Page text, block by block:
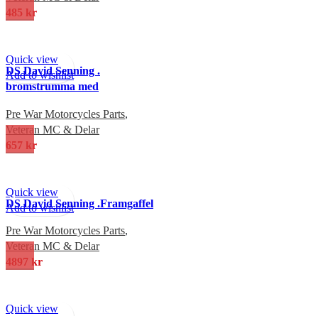
485 kr
Quick view
Add to wishlist
DS David Senning .
bromstrumma med
Pre War Motorcycles Parts,
Veteran MC & Delar
657 kr
Quick view
Add to wishlist
DS David Senning .Framgaffel
Pre War Motorcycles Parts,
Veteran MC & Delar
4897 kr
Quick view